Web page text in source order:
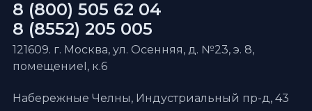
8 (800) 505 62 04
8 (8552) 205 005
121609. г. Москва, ул. Осенняя, д. №23, э. 8,
помещениеI, к.6
Набережные Челны, Индустриальный пр-д, 43